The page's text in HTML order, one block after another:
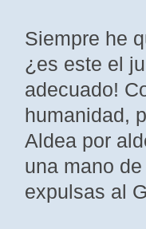
Siempre he
¿es este el
adecuado!
humanidad,
Aldea por
una mano
expulsas al